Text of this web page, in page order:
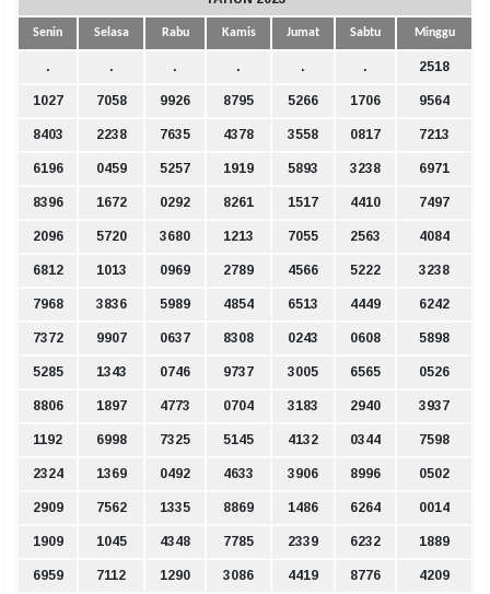
Senin Selasa Rabu Kamis Jumat Sabtu Minggu
. . . . . . 2518
1027 7058 9926 8795 5266 1706 9564
8403 2238 7635 4378 3558 0817 7213
6196 0459 5257 1919 5893 3238 6971
8396 1672 0292 8261 1517 4410 7497
2096 5720 3680 1213 7055 2563 4084
6812 1013 0969 2789 4566 5222 3238
7968 3836 5989 4854 6513 4449 6242
7372 9907 0637 8308 0243 0608 5898
5285 1343 0746 9737 3005 6565 0526
8806 1897 4773 0704 3183 2940 3937
1192 6998 7325 5145 4132 0344 7598
2324 1369 0492 4633 3906 8996 0502
2909 7562 1335 8869 1486 6264 0014
1909 1045 4348 7785 2339 6232 1889
6959 7112 1290 3086 4419 8776 4209